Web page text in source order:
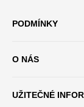
PODMÍNKY
O NÁS
UŽITEČNÉ